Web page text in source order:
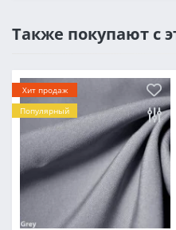
Также покупают с
Хит продаж
Популярный